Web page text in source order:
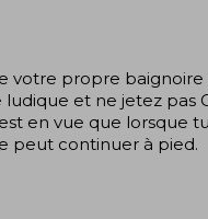
votre propre baignoire
et ne jetez pas
en vue que lorsque
peut continuer à pied.